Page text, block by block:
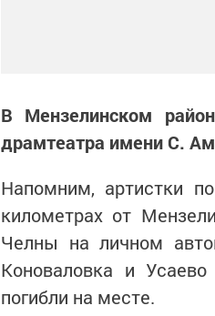
В Мензелинском
драмтеатра имени С.
Напомним, артистки
километрах от
Челны на личном
Коноваловка и
погибли на месте.